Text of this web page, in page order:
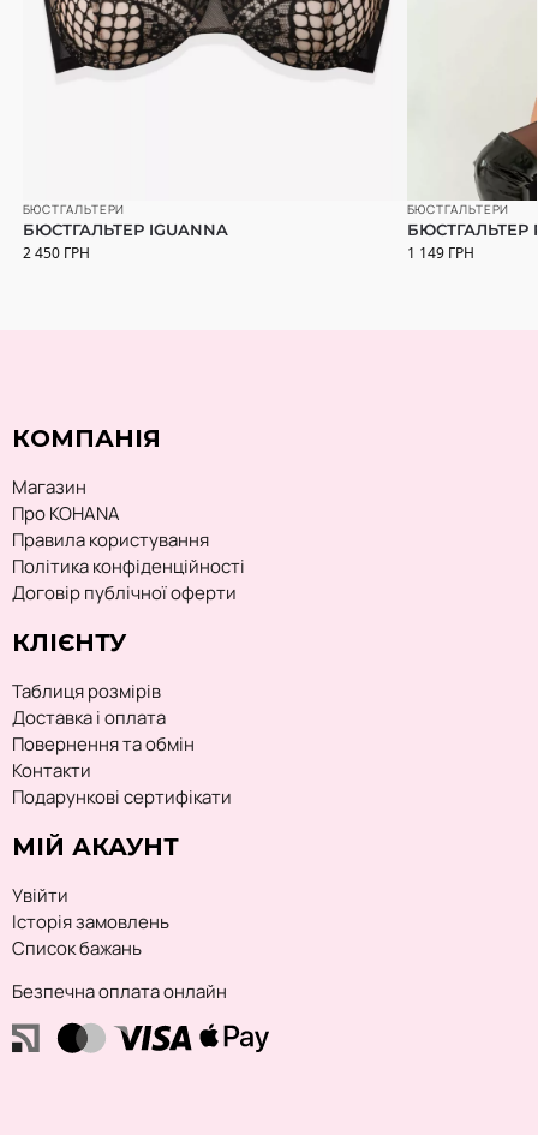
БЮСТГАЛЬТЕРИ
БЮСТГАЛЬТЕР IGUANNA
2 450 ГРН
БЮСТГАЛЬТЕРИ
БЮСТГАЛЬТЕР
1 149 ГРН
КОМПАНІЯ
Магазин
Про KOHANA
Правила користування
Політика конфіденційності
Договір публічної оферти
КЛІЄНТУ
Таблиця розмірів
Доставка і оплата
Повернення та обмін
Контакти
Подарункові сертифікати
МІЙ АКАУНТ
Увійти
Історія замовлень
Список бажань
Безпечна оплата онлайн